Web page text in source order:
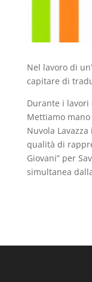
Nel lavoro di
capitare di
Durante i lavori
Mettiamo
Nuvola
qualità di
Giovani” per
simultanea